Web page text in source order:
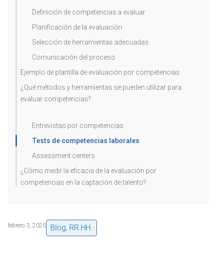
Definición de competencias a evaluar
Planificación de la evaluación
Selección de herramientas adecuadas
Comunicación del proceso
Ejemplo de plantilla de evaluación por competencias
¿Qué métodos y herramientas se pueden utilizar para
evaluar competencias?
Entrevistas por competencias
Tests de competencias laborales
Assessment centers
¿Cómo medir la eficacia de la evaluación por
competencias en la captación de talento?
febrero 3, 2025 Blog, RR.HH.